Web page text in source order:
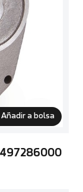
Añadir a bolsa
497286000